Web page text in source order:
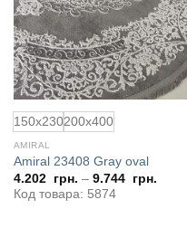
150x230200x400
AMIRAL
Amiral 23408 Gray oval
4.202 грн. – 9.744 грн.
Код товара: 5874